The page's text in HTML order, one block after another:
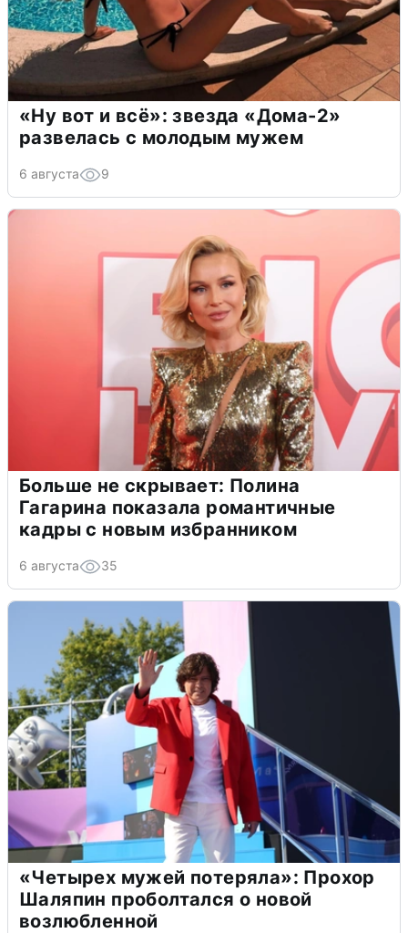
«Ну вот и всё»: звезда «Дома-2»
развелась с молодым мужем
6 августа 9
Больше не скрывает: Полина
Гагарина показала романтичные
кадры с новым избранником
6 августа 35
«Четырех мужей потеряла»: Прохор
Шаляпин проболтался о новой
возлюбленной